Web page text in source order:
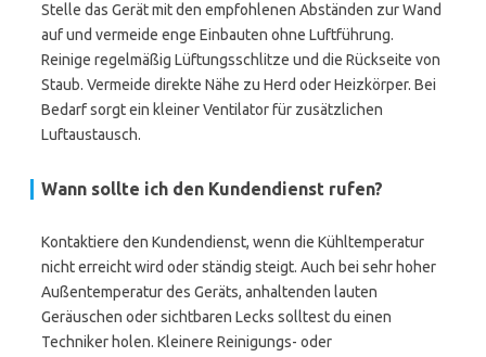
Stelle das Gerät mit den empfohlenen Abständen zur Wand
auf und vermeide enge Einbauten ohne Luftführung.
Reinige regelmäßig Lüftungsschlitze und die Rückseite von
Staub. Vermeide direkte Nähe zu Herd oder Heizkörper. Bei
Bedarf sorgt ein kleiner Ventilator für zusätzlichen
Luftaustausch.
Wann sollte ich den Kundendienst rufen?
Kontaktiere den Kundendienst, wenn die Kühltemperatur
nicht erreicht wird oder ständig steigt. Auch bei sehr hoher
Außentemperatur des Geräts, anhaltenden lauten
Geräuschen oder sichtbaren Lecks solltest du einen
Techniker holen. Kleinere Reinigungs- oder